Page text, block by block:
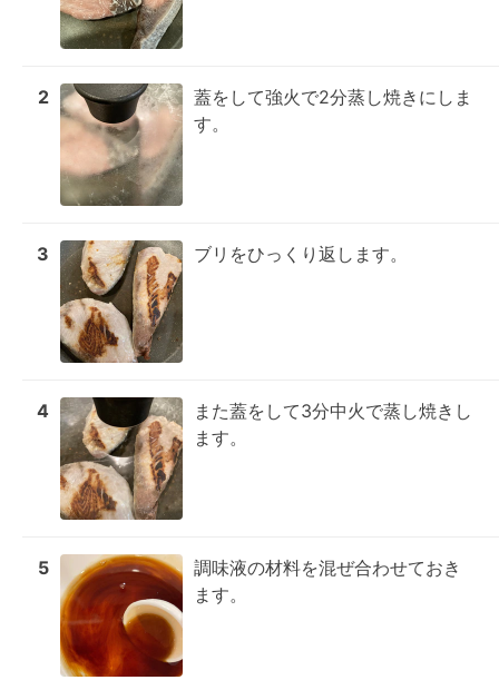
2
蓋をして強火で2分蒸し焼きにしま
す。
3 ブリをひっくり返します。
4
また蓋をして3分中火で蒸し焼きし
ます。
5
調味液の材料を混ぜ合わせておき
ます。